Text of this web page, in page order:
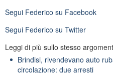
Segui Federico su Facebook
Segui Federico su Twitter
Leggi di più sullo stesso
Brindisi, rivendevano auto
circolazione: due arresti